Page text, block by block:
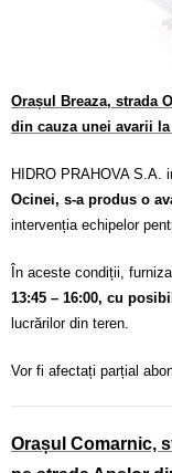
Orașul Breaza, strada
din cauza unei avarii
HIDRO PRAHOVA S.A.
Ocinei, s-a produs o
intervenția echipelor
În aceste condiții,
13:45 – 16:00, cu
lucrărilor din teren.
Vor fi afectați parțial
Orașul Comarnic,